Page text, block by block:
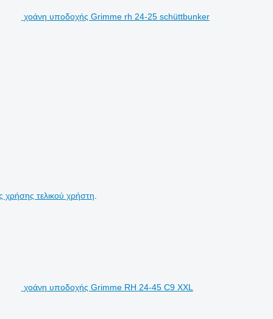
χοάνη υποδοχής Grimme rh 24-25 schüttbunker
χρήσης τελικού χρήστη
χοάνη υποδοχής Grimme RH 24-45 C9 XXL